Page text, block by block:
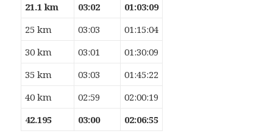
21.1 km
03:02
01:03:09
25 km
03:03
01:15:04
30 km
03:01
01:30:09
35 km
03:03
01:45:22
40 km
02:59
02:00:19
42.195
03:00 02:06:55